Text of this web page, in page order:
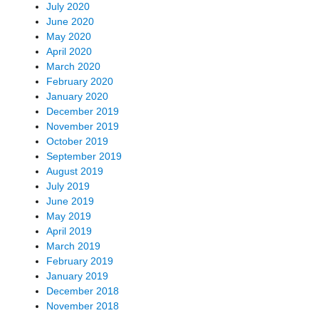
July 2020
June 2020
May 2020
April 2020
March 2020
February 2020
January 2020
December 2019
November 2019
October 2019
September 2019
August 2019
July 2019
June 2019
May 2019
April 2019
March 2019
February 2019
January 2019
December 2018
November 2018